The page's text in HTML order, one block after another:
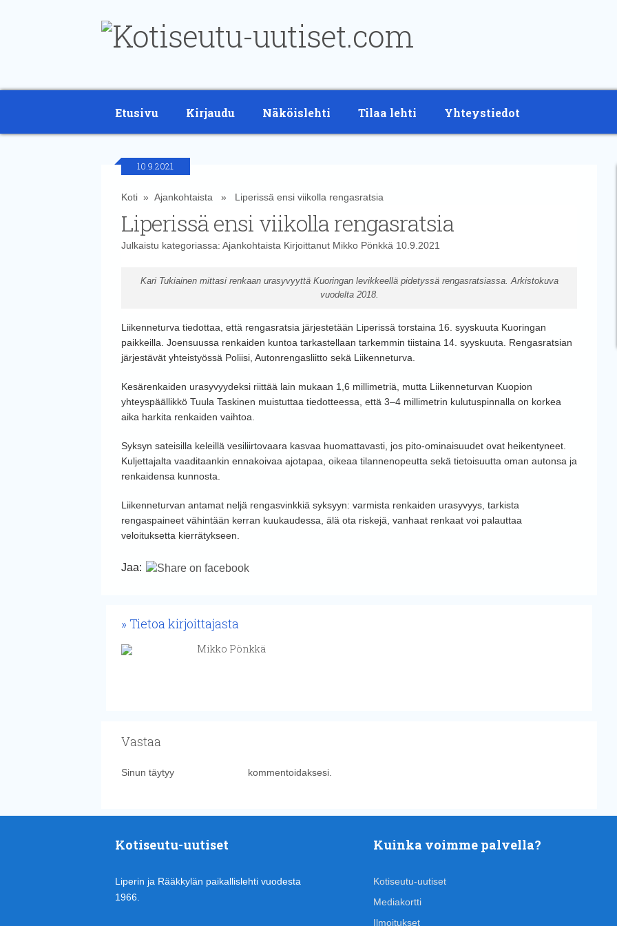
Etusivu Kirjaudu Näköislehti Tilaa lehti Yhteystiedot
10.9.2021
Koti» Ajankohtaista » Liperissä ensi viikolla rengasratsia
Liperissä ensi viikolla rengasratsia
Julkaistu kategoriassa: Ajankohtaista Kirjoittanut Mikko Pönkkä 10.9.2021
Kari Tukiainen mittasi renkaan urasyvyyttä Kuoringan levikkeellä pidetyssä rengasratsiassa. Arkistokuva
vuodelta 2018.
Liikenneturva tiedottaa, että rengasratsia järjestetään Liperissä torstaina 16. syyskuuta Kuoringan
paikkeilla. Joensuussa renkaiden kuntoa tarkastellaan tarkemmin tiistaina 14. syyskuuta. Rengasratsian
järjestävät yhteistyössä Poliisi, Autonrengasliitto sekä Liikenneturva.
Kesärenkaiden urasyvyydeksi riittää lain mukaan 1,6 millimetriä, mutta Liikenneturvan Kuopion
yhteyspäällikkö Tuula Taskinen muistuttaa tiedotteessa, että 3–4 millimetrin kulutuspinnalla on korkea
aika harkita renkaiden vaihtoa.
Syksyn sateisilla keleillä vesiliirtovaara kasvaa huomattavasti, jos pito-ominaisuudet ovat heikentyneet.
Kuljettajalta vaaditaankin ennakoivaa ajotapaa, oikeaa tilannenopeutta sekä tietoisuutta oman autonsa ja
renkaidensa kunnosta.
Liikenneturvan antamat neljä rengasvinkkiä syksyyn: varmista renkaiden urasyvyys, tarkista
rengaspaineet vähintään kerran kuukaudessa, älä ota riskejä, vanhaat renkaat voi palauttaa
veloituksetta kierrätykseen.
Jaa:
Tietoa kirjoittajasta
Mikko Pönkkä
Vastaa
Sinun täytyy kommentoidaksesi.
Kotiseutu-uutiset
Liperin ja Rääkkylän paikallislehti vuodesta
1966.
Kuinka voimme palvella?
Kotiseutu-uutiset
Mediakortti
Ilmoitukset